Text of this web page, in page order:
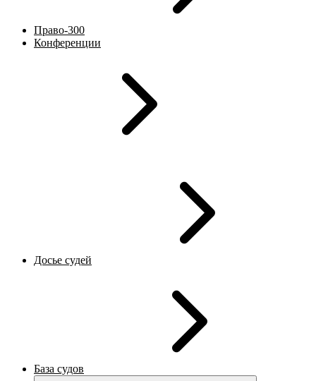
Право-300
Конференции
Досье судей
База судов